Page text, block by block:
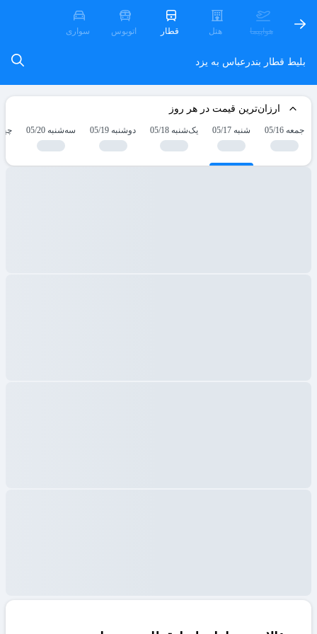
هواپیما هتل قطار اتوبوس سواری
بلیط قطار بندرعباس به یزد
ارزان‌ترین قیمت در هر روز
جمعه 05/16 شنبه 05/17 یک‌شنبه 05/18 دوشنبه 05/19 سه‌شنبه 05/20